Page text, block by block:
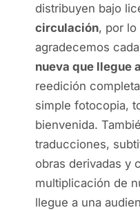
distribuyen bajo
circulación, por lo
agradecemos cada
nueva que llegue
reedición
simple fotocopia,
bienvenida.
traducciones,
obras derivadas y
multiplicación de
llegue a una